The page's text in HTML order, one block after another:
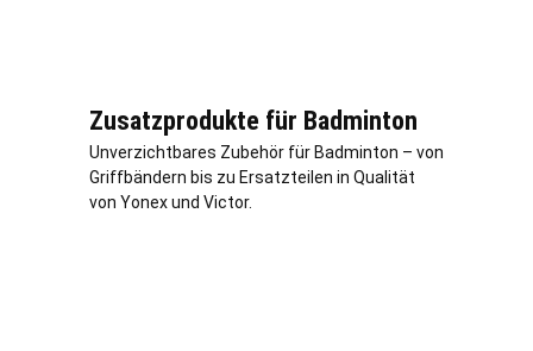
Zusatzprodukte für Badminton
Unverzichtbares Zubehör für Badminton – von
Griffbändern bis zu Ersatzteilen in Qualität
von Yonex und Victor.